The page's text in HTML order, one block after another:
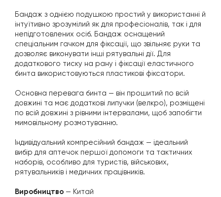
Бандаж з однією подушкою простий у використанні й
інтуїтивно зрозумілий як для професіоналів, так і для
непідготовлених осіб. Бандаж оснащений
спеціальним гачком для фіксації, що звільняє руки та
дозволяє виконувати інші рятувальні дії. Для
додаткового тиску на рану і фіксації еластичного
бинта використовуються пластикові фіксатори.
Основна перевага бинта — він прошитий по всій
довжині та має додаткові липучки (велкро), розміщені
по всій довжині з рівними інтервалами, щоб запобігти
мимовільному розмотуванню.
Індивідуальний компресійний бандаж — ідеальний
вибір для аптечок першої допомоги та тактичних
наборів, особливо для туристів, військових,
рятувальників і медичних працівників.
Виробництво — Китай